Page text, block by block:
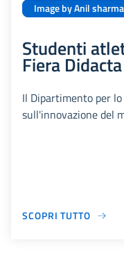
Image by Anil
Studenti
Fiera
Il Dipartimento per
sull'innovazione del
SCOPRI TUTTO